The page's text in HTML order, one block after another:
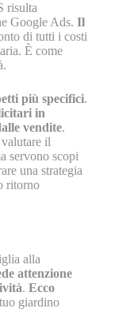
risulta
Google Ads. Il
di tutti i costi
È come
più specifici.
in
vendite.
il
servono scopi
una strategia
ritorno
alla
attenzione
. Ecco
giardino